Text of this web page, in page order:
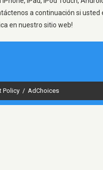
a continuación si
en nuestro sitio web!
Policy / AdChoices